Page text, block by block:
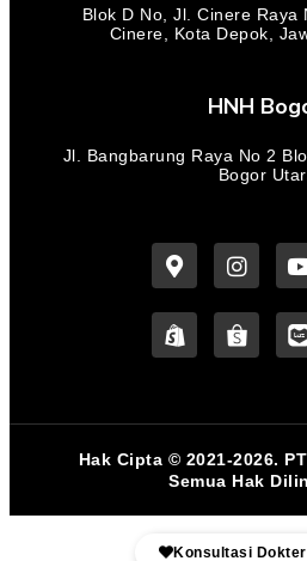
Blok D No, Jl. Cinere Raya
Cinere, Kota Depok,
HNH
Jl. Bangbarung Raya No 2
Bogor
Hak Cipta © 2021-2026.
Semua Hak
Konsultasi